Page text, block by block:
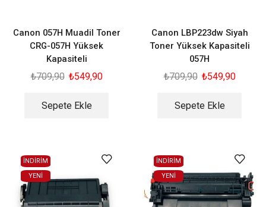
Canon 057H Muadil Toner
CRG-057H Yüksek
Kapasiteli
₺709,90 ₺549,90
Sepete Ekle
Canon LBP223dw Siyah
Toner Yüksek Kapasiteli
057H
₺709,90 ₺549,90
Sepete Ekle
İNDİRİM
YENI
İNDİRİM
YENI